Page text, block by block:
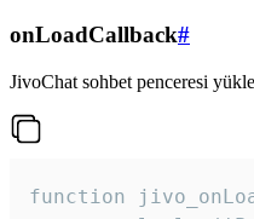
onLoadCallback#
JivoChat sohbet penceresi
function